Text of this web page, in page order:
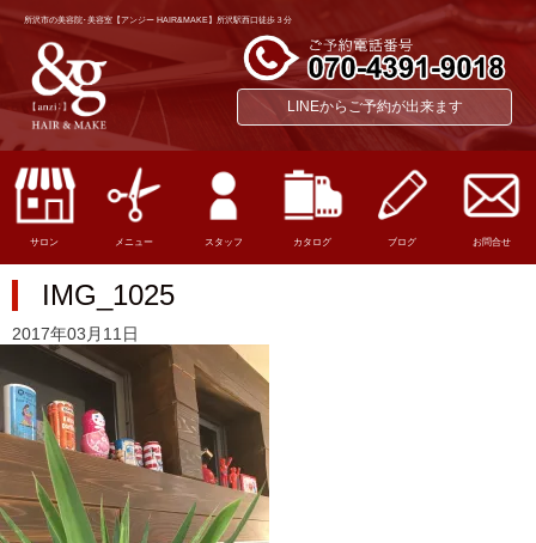
所沢市の美容院･美容室【アンジー HAIR&MAKE】所沢駅西口徒歩３分
LINEからご予約が出来ます
サロン メニュー スタッフ カタログ ブログ お問合せ
IMG_1025
2017年03月11日